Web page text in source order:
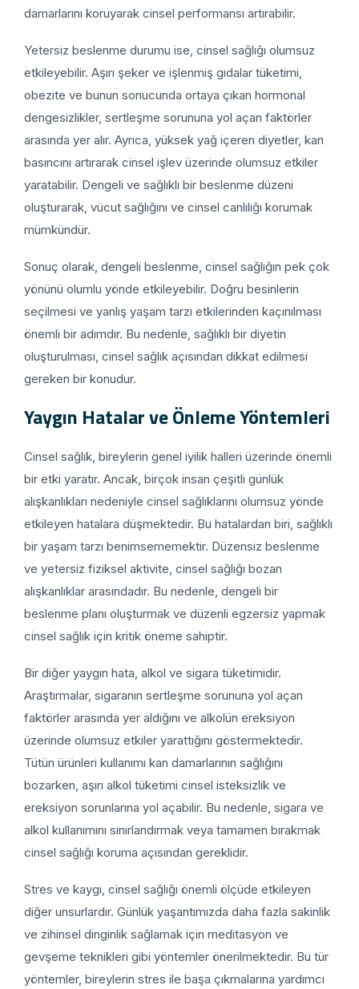
damarlarını koruyarak cinsel performansı artırabilir.
Yetersiz beslenme durumu ise, cinsel sağlığı olumsuz
etkileyebilir. Aşırı şeker ve işlenmiş gıdalar tüketimi,
obezite ve bunun sonucunda ortaya çıkan hormonal
dengesizlikler, sertleşme sorununa yol açan faktörler
arasında yer alır. Ayrıca, yüksek yağ içeren diyetler, kan
basıncını artırarak cinsel işlev üzerinde olumsuz etkiler
yaratabilir. Dengeli ve sağlıklı bir beslenme düzeni
oluşturarak, vücut sağlığını ve cinsel canlılığı korumak
mümkündür.
Sonuç olarak, dengeli beslenme, cinsel sağlığın pek çok
yönünü olumlu yönde etkileyebilir. Doğru besinlerin
seçilmesi ve yanlış yaşam tarzı etkilerinden kaçınılması
önemli bir adımdır. Bu nedenle, sağlıklı bir diyetin
oluşturulması, cinsel sağlık açısından dikkat edilmesi
gereken bir konudur.
Yaygın Hatalar ve Önleme Yöntemleri
Cinsel sağlık, bireylerin genel iyilik halleri üzerinde önemli
bir etki yaratır. Ancak, birçok insan çeşitli günlük
alışkanlıkları nedeniyle cinsel sağlıklarını olumsuz yönde
etkileyen hatalara düşmektedir. Bu hatalardan biri, sağlıklı
bir yaşam tarzı benimsememektir. Düzensiz beslenme
ve yetersiz fiziksel aktivite, cinsel sağlığı bozan
alışkanlıklar arasındadır. Bu nedenle, dengeli bir
beslenme planı oluşturmak ve düzenli egzersiz yapmak
cinsel sağlık için kritik öneme sahiptir.
Bir diğer yaygın hata, alkol ve sigara tüketimidir.
Araştırmalar, sigaranın sertleşme sorununa yol açan
faktörler arasında yer aldığını ve alkolün ereksiyon
üzerinde olumsuz etkiler yarattığını göstermektedir.
Tütün ürünleri kullanımı kan damarlarının sağlığını
bozarken, aşırı alkol tüketimi cinsel isteksizlik ve
ereksiyon sorunlarına yol açabilir. Bu nedenle, sigara ve
alkol kullanımını sınırlandırmak veya tamamen bırakmak
cinsel sağlığı koruma açısından gereklidir.
Stres ve kaygı, cinsel sağlığı önemli ölçüde etkileyen
diğer unsurlardır. Günlük yaşantımızda daha fazla sakinlik
ve zihinsel dinginlik sağlamak için meditasyon ve
gevşeme teknikleri gibi yöntemler önerilmektedir. Bu tür
yöntemler, bireylerin stres ile başa çıkmalarına yardımcı